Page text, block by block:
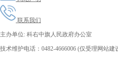
联系我们
主办单位: 科右中旗人民政府办公室
技术维护电话：0482-4666006 (仅受理网站